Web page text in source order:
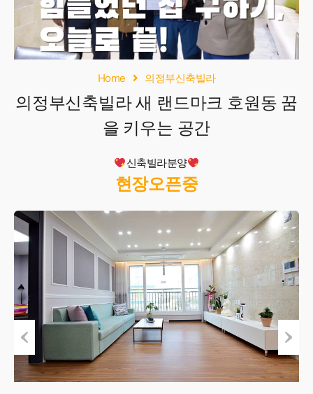
Home 의정부신축빌라
의정부신축빌라 새 랜드마크 호원동 꿈
을 키우는 공간
신축빌라분양
현장오픈중
Previous Next